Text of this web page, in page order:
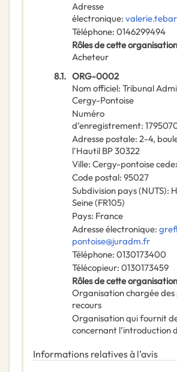
Adresse
électronique:
Téléphone: 0146299494
Rôles de cette organisation
Acheteur
8.1. ORG-0002
Nom officiel: Tribunal
Cergy-Pontoise
Numéro
d’enregistrement:
Adresse postale: 2-4,
l'Hautil BP 30322
Ville: Cergy-pontoise
Code postal: 95027
Subdivision pays (NUTS):
Seine(FR105)
Pays: France
Adresse électronique:
pontoise@juradm.fr
Téléphone: 0130173400
Télécopieur: 0130173459
Rôles de cette organisation
Organisation chargée
recours
Organisation qui fournit
concernant l’introduction
Informations relatives à l’avis